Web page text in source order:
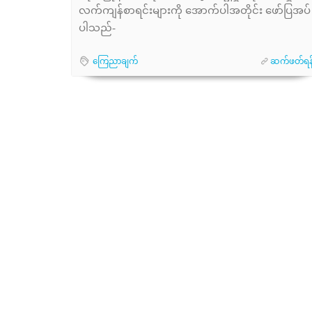
လက်ကျန်စာရင်းများကို အောက်ပါအတိုင်း ဖော်ပြအပ်
ပါသည်-
ကြေညာချက် ဆက်ဖတ်ရ